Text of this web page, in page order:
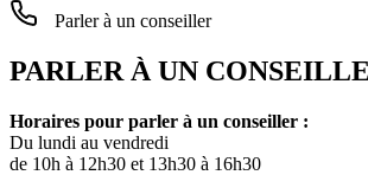
Parler à un conseiller
PARLER À UN
Horaires pour parler à un conseiller :
Du lundi au vendredi
de 10h à 12h30 et 13h30 à 16h30